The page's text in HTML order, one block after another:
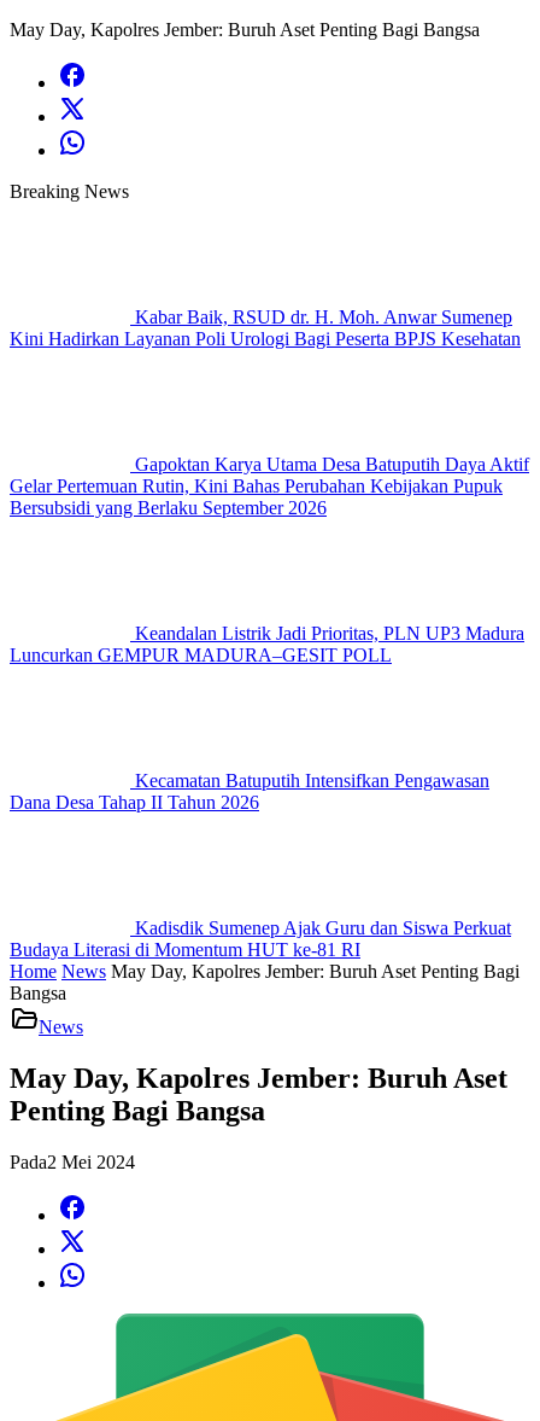
May Day, Kapolres Jember: Buruh Aset Penting Bagi Bangsa
Breaking News
Kabar Baik, RSUD dr. H. Moh. Anwar Sumenep
Kini Hadirkan Layanan Poli Urologi Bagi Peserta BPJS Kesehatan
Gapoktan Karya Utama Desa Batuputih Daya Aktif
Gelar Pertemuan Rutin, Kini Bahas Perubahan Kebijakan Pupuk
Bersubsidi yang Berlaku September 2026
Keandalan Listrik Jadi Prioritas, PLN UP3 Madura
Luncurkan GEMPUR MADURA–GESIT POLL
Kecamatan Batuputih Intensifkan Pengawasan
Dana Desa Tahap II Tahun 2026
Kadisdik Sumenep Ajak Guru dan Siswa Perkuat
Budaya Literasi di Momentum HUT ke-81 RI
Home News May Day, Kapolres Jember: Buruh Aset Penting Bagi
Bangsa
News
May Day, Kapolres Jember: Buruh Aset
Penting Bagi Bangsa
Pada2 Mei 2024